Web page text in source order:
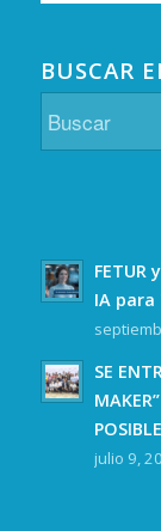
BUSCAR
IA
SE
julio 9,